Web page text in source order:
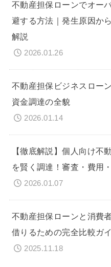
不動産担保ローンでオー
避する方法｜発生原因か
解説
2026.01.26
不動産担保ビジネスロー
資金調達の全貌
2026.01.14
【徹底解説】個人向け不
を賢く調達！審査・費用
2026.01.07
不動産担保ローンと消費
借りるための完全比較ガ
2025.11.18